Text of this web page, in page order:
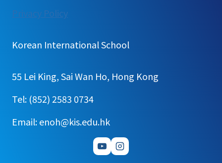
Privacy Policy:
지]2026
도
홍
한
Korean International School
55 Lei King, Sai Wan Ho, Hong Kong
Tel: (852) 2583 0734
Email: enoh@kis.edu.hk